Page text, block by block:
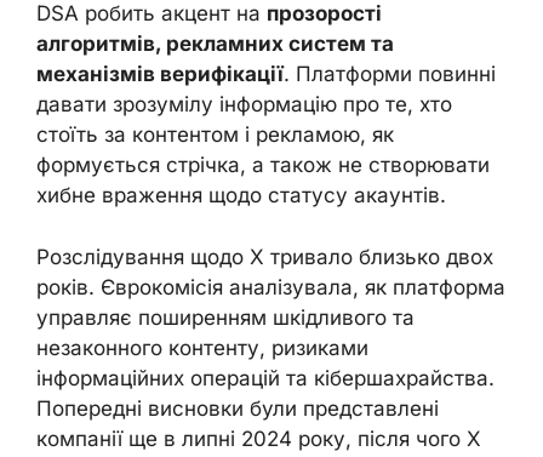
DSA робить акцент на прозорості
алгоритмів, рекламних систем та
механізмів верифікації. Платформи повинні
давати зрозумілу інформацію про те, хто
стоїть за контентом і рекламою, як
формується стрічка, а також не створювати
хибне враження щодо статусу акаунтів.
Розслідування щодо X тривало близько двох
років. Єврокомісія аналізувала, як платформа
управляє поширенням шкідливого та
незаконного контенту, ризиками
інформаційних операцій та кібершахрайства.
Попередні висновки були представлені
компанії ще в липні 2024 року, після чого X